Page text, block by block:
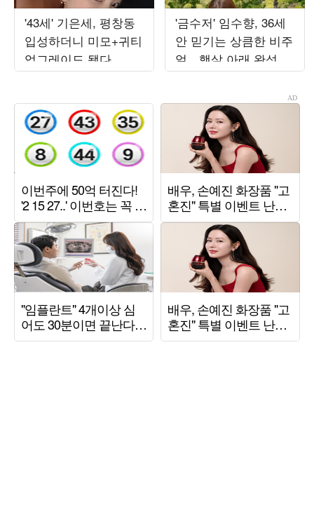
'43세' 기은세, 평창동
입성하더니 미모+귀티
업그레이드 됐다…압
도적 우아함
'금수저' 임수향, 36세
안 믿기는 상큼한 비주
얼…햇살 아래 완성한
그림 같은 미모